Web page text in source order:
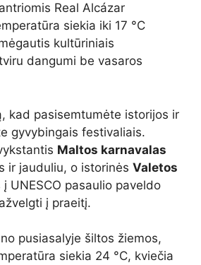
Real Alcázar
siekia iki 17 °C
kultūriniais
dangumi be vasaros
kad pasisemtumėte istorijos ir
gyvybingais festivaliais.
Maltos karnavalas
ir jauduliu, o istorinės Valetos
UNESCO pasaulio paveldo
į praeitį.
pusiasalyje šiltos žiemos,
siekia 24 °C, kviečia